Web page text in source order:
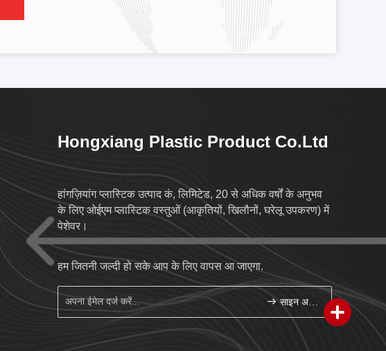
Hongxiang Plastic Product Co.Ltd
हांगज़ियांग प्लास्टिक उत्पाद कं, लिमिटेड, 20 से अधिक वर्षों के अनुभव
के लिए ओईएम प्लास्टिक वस्तुओं (आकृतियों, खिलौनों, घरेलू उपकरण) में
पेशेवर।
हम जितनी जल्दी हो सके आप के लिए वापस आ जाएगा.
साइन अप करें